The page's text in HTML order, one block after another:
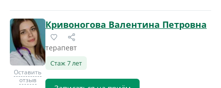
Оставить
отзыв
Кривоногова Валентина Петровна
терапевт
Стаж 7 лет